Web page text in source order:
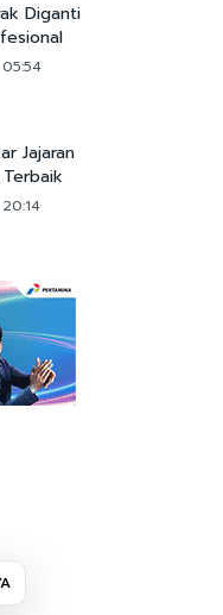
Diganti
Jajaran